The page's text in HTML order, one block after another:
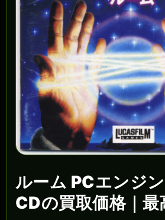
ルーム PCエンジ
CDの買取価格｜